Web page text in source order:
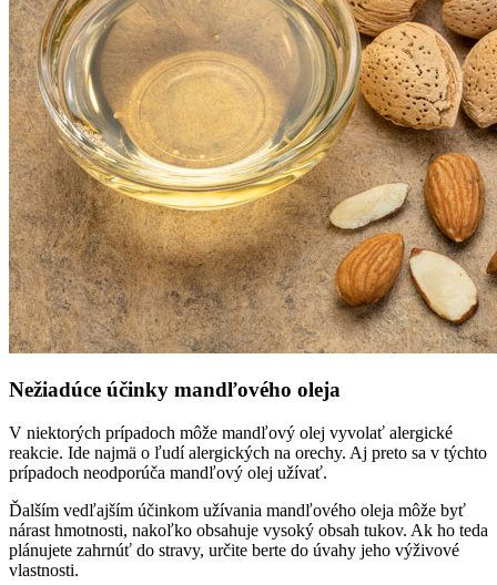
Nežiadúce účinky mandľového oleja
V niektorých prípadoch môže mandľový olej vyvolať alergické
reakcie. Ide najmä o ľudí alergických na orechy. Aj preto sa v týchto
prípadoch neodporúča mandľový olej užívať.
Ďalším vedľajším účinkom užívania mandľového oleja môže byť
nárast hmotnosti, nakoľko obsahuje vysoký obsah tukov. Ak ho teda
plánujete zahrnúť do stravy, určite berte do úvahy jeho výživové
vlastnosti.